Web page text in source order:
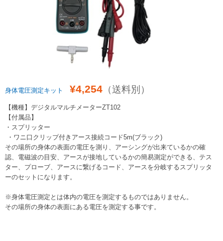
身体電圧測定キット ¥4,254 （送料別）
【機種】デジタルマルチメーターZT102
【付属品】
・スプリッター
・ワニ口クリップ付きアース接続コード5m(ブラック)
その場所の身体の表面の電圧を測り、アーシングが出来ているかの確
認、電磁波の目安、アースが接地しているかの簡易測定ができる、テス
ター、プローブ、アースに繋げるコード、アースを分岐するスプリッタ
ーのセットになります。
※身体電圧測定とは体内の電圧を測定するものではありません。
その場所の身体の表面にある電圧を測定する事です。